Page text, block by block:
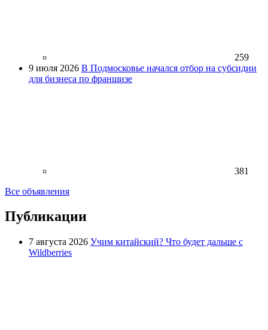
259
9 июля 2026 В Подмосковье начался отбор на субсидии
для бизнеса по франшизе
381
Все объявления
Публикации
7 августа 2026 Учим китайский? Что будет дальше с
Wildberries